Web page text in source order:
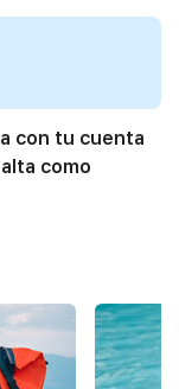
con tu cuenta
como